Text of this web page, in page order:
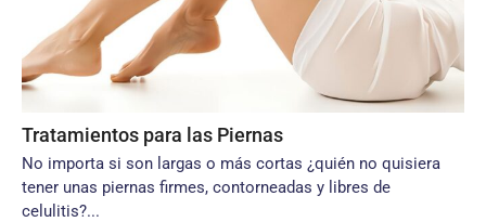
Tratamientos para las Piernas
No importa si son largas o más cortas ¿quién no quisiera
tener unas piernas firmes, contorneadas y libres de
celulitis?...